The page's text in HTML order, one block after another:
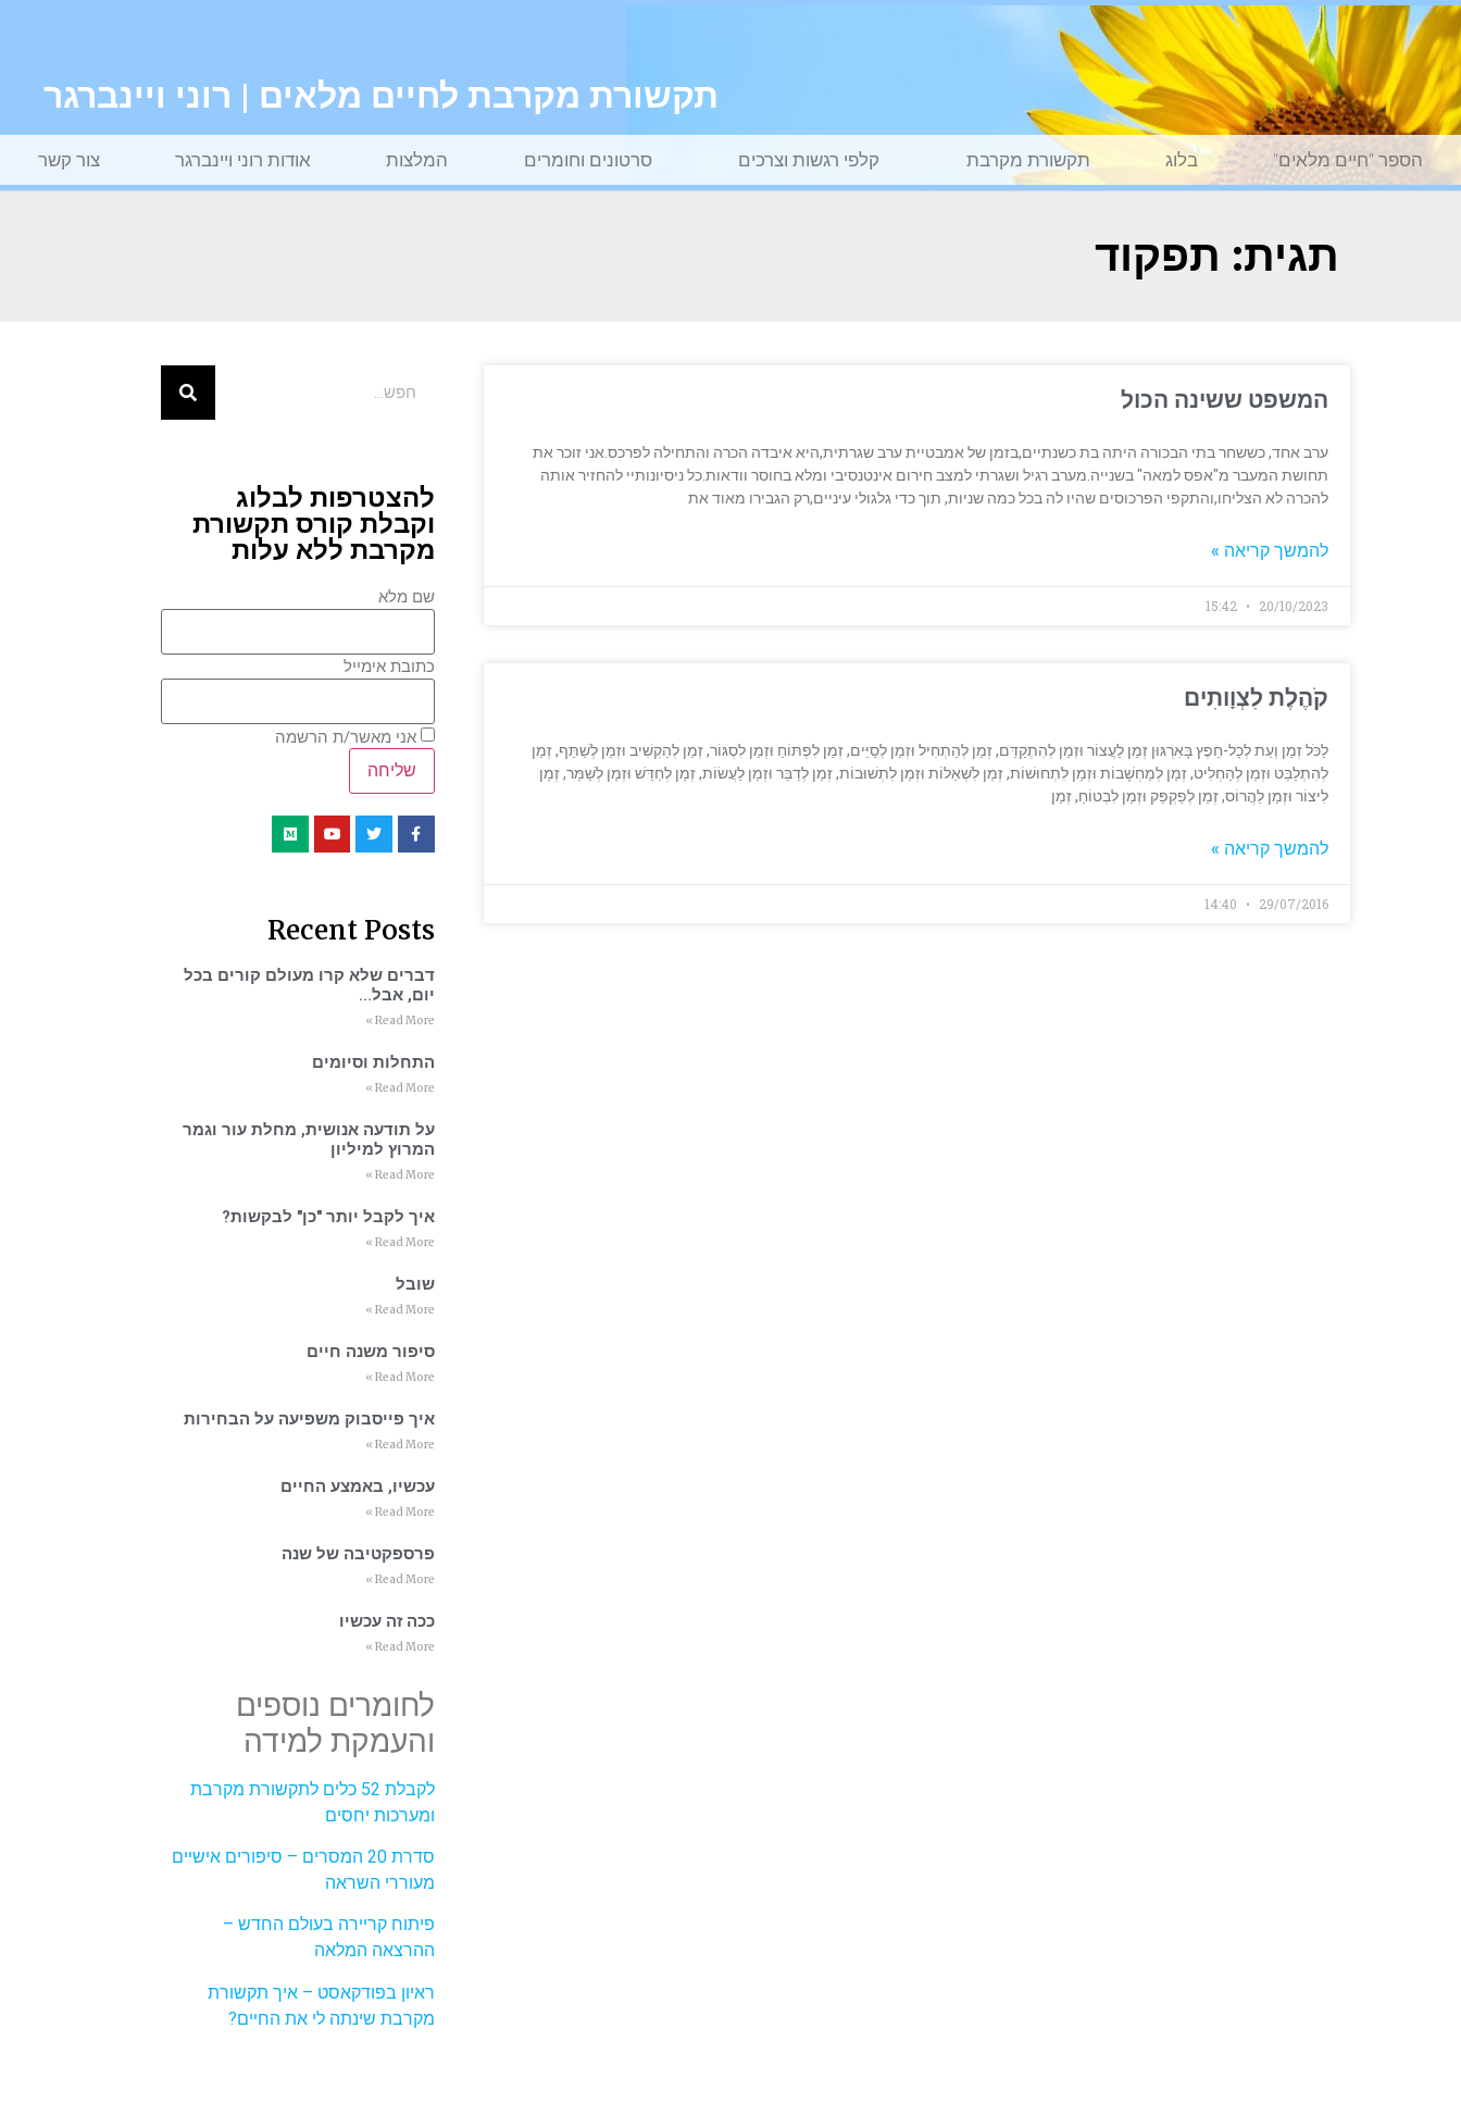
תקשורת מקרבת לחיים מלאים | רוני ויינברגר
הספר "חיים מלאים" בלוג תקשורת מקרבת קלפי רגשות וצרכים סרטונים וחומרים המלצות אודות רוני ויינברגר צור קשר
תגית: תפקוד
המשפט ששינה הכול
ערב אחד, כששחר בתי הבכורה היתה בת כשנתיים,בזמן של אמבטיית ערב שגרתית,היא איבדה הכרה והתחילה לפרכס.אני זוכר את
תחושת המעבר מ"אפס למאה" בשנייה.מערב רגיל ושגרתי למצב חירום אינטנסיבי ומלא בחוסר וודאות.כל ניסיונותיי להחזיר אותה
להכרה לא הצליחו,והתקפי הפרכוסים שהיו לה בכל כמה שניות, תוך כדי גלגולי עיניים,רק הגבירו מאוד את
להמשך קריאה »
20/10/2023
קֹהֶלֶת לִצְוָותִים‎
לַכֹּל זְמַן וְעֵת לְכָל-חֵפֶץ בָּאִרְגּוּן זְמַן לַעֲצוֹר וּזְמַן לְהִתְקַדֵּם, זְמַן לְהַתְחִיל וּזְמַן לְסַיֵּים, זְמַן לִפְתּוֹחַ וּזְמַן לִסְגּוֹר, זְמַן לְהַקְשִׁיב וּזְמַן לְשַׁתֵּף, זְמַן
לְהִתְלַבֵּט וּזְמַן לְהַחְלִיט, זְמַן לְמַחְשָׁבוֹת וּזְמַן לִתְחוּשׁוֹת, זְמַן לִשְׁאֵלוֹת וּזְמַן לִתְשׁוּבוֹת, זְמַן לְדַבֵּר וּזְמַן לַעֲשׂוֹת, זְמַן לְחַדֵּשׁ וּזְמַן לְשַׁמֵּר, זְמַן
לִיצוֹר וּזְמַן לַהֲרוֹס, זְמַן לְפַקְפֵּק וּזְמַן לִבְטוֹחַ, זְמַן
להמשך קריאה »
29/07/2016
להצטרפות לבלוג
וקבלת קורס תקשורת
מקרבת ללא עלות
שם מלא
כתובת אימייל
אני מאשר/ת הרשמה
Recent Posts
דברים שלא קרו מעולם קורים בכל
יום, אבל…
Read More »
התחלות וסיומים
Read More »
על תודעה אנושית, מחלת עור וגמר
המרוץ למיליון
Read More »
איך לקבל יותר "כן" לבקשות?
Read More »
שובל
Read More »
סיפור משנה חיים
Read More »
איך פייסבוק משפיעה על הבחירות
Read More »
עכשיו, באמצע החיים
Read More »
פרספקטיבה של שנה
Read More »
ככה זה עכשיו
Read More »
לחומרים נוספים
והעמקת למידה
לקבלת 52 כלים לתקשורת מקרבת
ומערכות יחסים
סדרת 20 המסרים – סיפורים אישיים
מעוררי השראה
פיתוח קריירה בעולם החדש –
ההרצאה המלאה
ראיון בפודקאסט – איך תקשורת
מקרבת שינתה לי את החיים?